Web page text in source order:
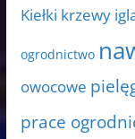
Kiełki krzewy
ogrodnictwo
owocowe
prace